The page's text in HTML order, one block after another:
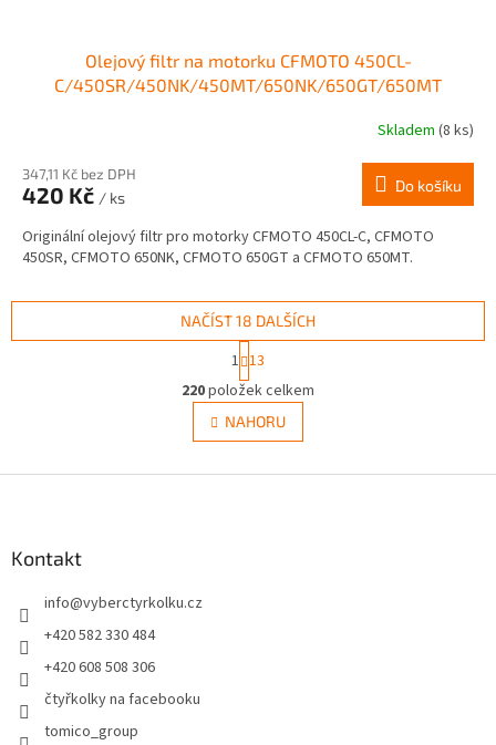
Olejový filtr na motorku CFMOTO 450CL-
C/450SR/450NK/450MT/650NK/650GT/650MT
Skladem (8 ks)
347,11 Kč bez DPH
420 Kč / ks
Do košíku
Originální olejový filtr pro motorky CFMOTO 450CL-C, CFMOTO
450SR, CFMOTO 650NK, CFMOTO 650GT a CFMOTO 650MT.
O
v
l
á
NAČÍST 18 DALŠÍCH
t
r
á
n
k
v
1 13
220položek celkem
NAHORU
Kontakt
info@vyberctyrkolku.cz
+420 582 330 484
+420 608 508 306
čtyřkolky na facebooku
tomico_group